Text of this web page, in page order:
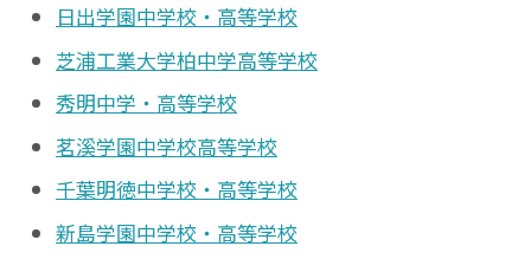
日出学園中学校・高等学校
芝浦工業大学柏中学高等学校
秀明中学・高等学校
茗溪学園中学校高等学校
千葉明徳中学校・高等学校
新島学園中学校・高等学校